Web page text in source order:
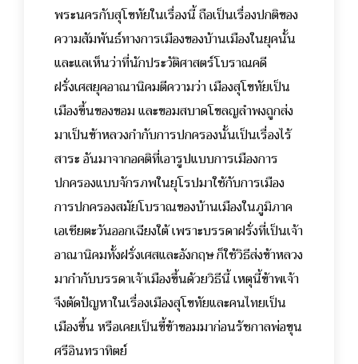
พระนครกับสุโขทัยในเรื่องนี้ ถือเป็นเรื่องปกติของ
ความสัมพันธ์ทางการเมืองของบ้านเมืองในยุคนั้น
และแลเห็นว่าที่นักประวัติศาสตร์โบราณคดี
ฝรั่งเศสยุคอาณานิคมตีความว่า เมืองสุโขทัยเป็น
เมืองขึ้นของขอม และขอมสบาดโขลญลำพงถูกส่ง
มาเป็นข้าหลวงกำกับการปกครองนั้นเป็นเรื่องไร้
สาระ อันมาจากอคติที่เอารูปแบบการเมืองการ
ปกครองแบบจักรภพในยุโรปมาใช้กับการเมือง
การปกครองสมัยโบราณของบ้านเมืองในภูมิภาค
เอเชียตะวันออกเฉียงใต้ เพราะบรรดาฝรั่งที่เป็นเจ้า
อาณานิคมทั้งฝรั่งเศสและอังกฤษ ก็ใช้วิธีส่งข้าหลวง
มากำกับบรรดาเจ้าเมืองขึ้นด้วยวิธีนี้ เหตุนี้ข้าพเจ้า
จึงตัดปัญหาในเรื่องเมืองสุโขทัยและคนไทยเป็น
เมืองขึ้น หรือเคยเป็นขี้ข้าขอมมาก่อนรัชกาลพ่อขุน
ศรีอินทราทิตย์